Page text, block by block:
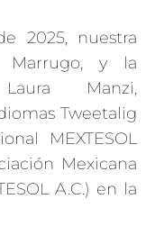
2025, nuestra
Marrugo, y la
Manzi,
Tweetalig
MEXTESOL
Mexicana
A.C.) en la